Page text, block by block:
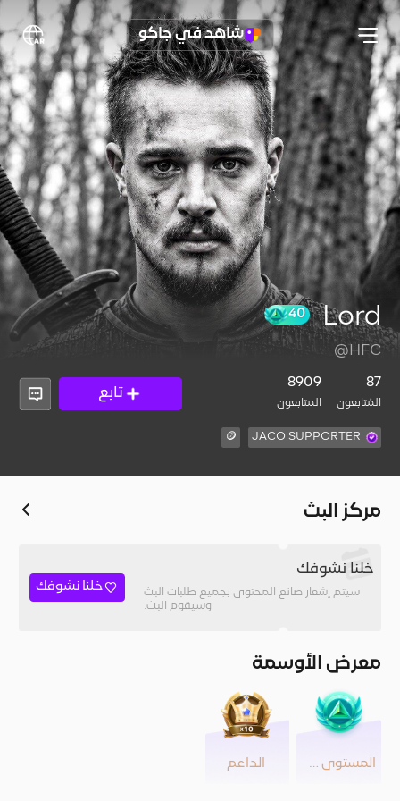
شاهد في جاكو
Lord
@HFC
87
المُتابعون
8909
المتابعون
تابع
JACO SUPPORTER
🪙
مركز البث
خلنا نشوفك
سيتم إشعار صانع المحتوى بجميع طلبات البث
وسيقوم البث.
خلنا نشوفك
معرض الأوسمة
المستوى 40 الداعم